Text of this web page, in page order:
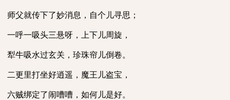
师父就传下了妙消息，自个儿寻思；
一呼一吸头三悬呀，上下儿周旋，
犁牛吸水过玄关，珍珠帘儿倒卷。
二更里打坐好逍遥，魔王儿盗宝，
六贼绑定了闹嘈嘈，如何儿是好。